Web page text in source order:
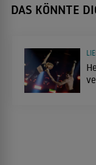
DAS KÖNNTE